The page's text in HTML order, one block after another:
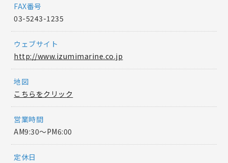
FAX番号
03-5243-1235
ウェブサイト
http://www.izumimarine.co.jp
地図
こちらをクリック
営業時間
AM9:30〜PM6:00
定休日